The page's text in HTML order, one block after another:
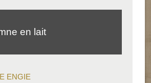
en lait
ENGIE